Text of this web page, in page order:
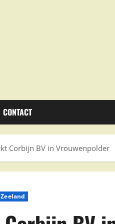
CONTACT
Corbijn BV in Vrouwenpolder
Zeeland